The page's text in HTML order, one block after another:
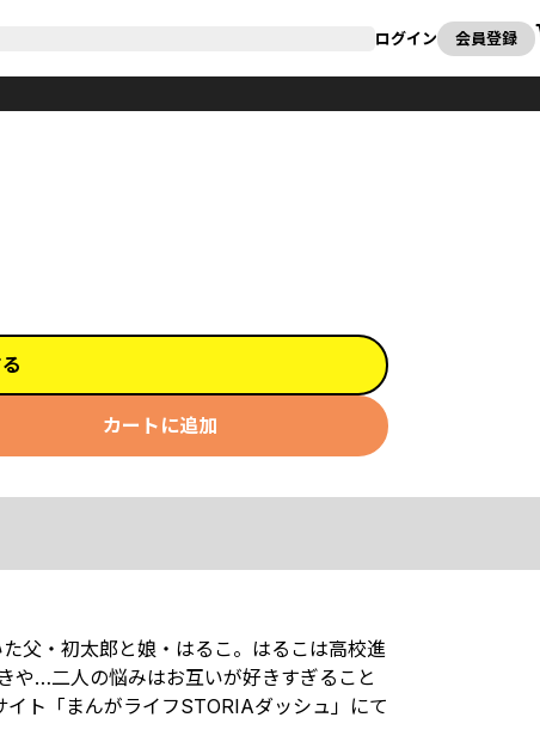
ログイン 会員登録
カート
カートに追加
父・初太郎と娘・はるこ。はるこは高校進
や…二人の悩みはお互いが好きすぎること
ト「まんがライフSTORIAダッシュ」にて